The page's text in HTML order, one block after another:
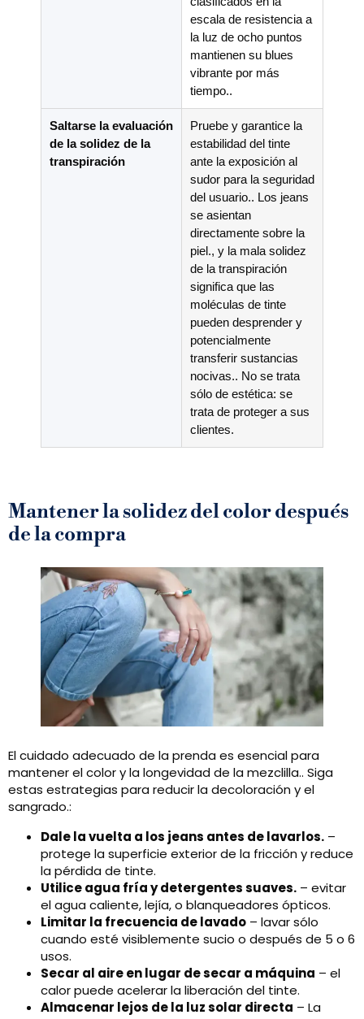
escala de resistencia a
la luz de ocho puntos
mantienen su blues
vibrante por más
tiempo..
Saltarse la evaluación
de la solidez de la
transpiración
Pruebe y garantice la
estabilidad del tinte
ante la exposición al
sudor para la seguridad
del usuario.. Los jeans
se asientan
directamente sobre la
piel., y la mala solidez
de la transpiración
significa que las
moléculas de tinte
pueden desprender y
potencialmente
transferir sustancias
nocivas.. No se trata
sólo de estética: se
trata de proteger a sus
clientes.
Mantener la solidez del color después
de la compra
El cuidado adecuado de la prenda es esencial para
mantener el color y la longevidad de la mezclilla.. Siga
estas estrategias para reducir la decoloración y el
sangrado.:
Dale la vuelta a los jeans antes de lavarlos. –
protege la superficie exterior de la fricción y reduce
la pérdida de tinte.
Utilice agua fría y detergentes suaves. – evitar
el agua caliente, lejía, o blanqueadores ópticos.
Limitar la frecuencia de lavado – lavar sólo
cuando esté visiblemente sucio o después de 5 o 6
usos.
Secar al aire en lugar de secar a máquina – el
calor puede acelerar la liberación del tinte.
Almacenar lejos de la luz solar directa – La